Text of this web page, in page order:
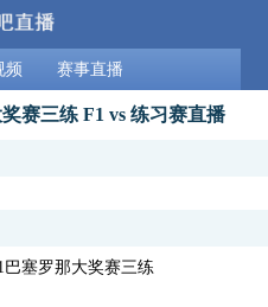
频 赛事直播
赛三练 F1 vs 练习赛直播
巴塞罗那大奖赛三练